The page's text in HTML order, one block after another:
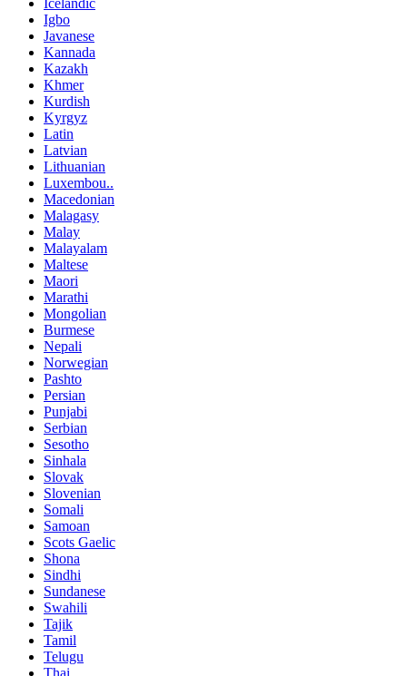
Icelandic
Igbo
Javanese
Kannada
Kazakh
Khmer
Kurdish
Kyrgyz
Latin
Latvian
Lithuanian
Luxembou..
Macedonian
Malagasy
Malay
Malayalam
Maltese
Maori
Marathi
Mongolian
Burmese
Nepali
Norwegian
Pashto
Persian
Punjabi
Serbian
Sesotho
Sinhala
Slovak
Slovenian
Somali
Samoan
Scots Gaelic
Shona
Sindhi
Sundanese
Swahili
Tajik
Tamil
Telugu
Thai